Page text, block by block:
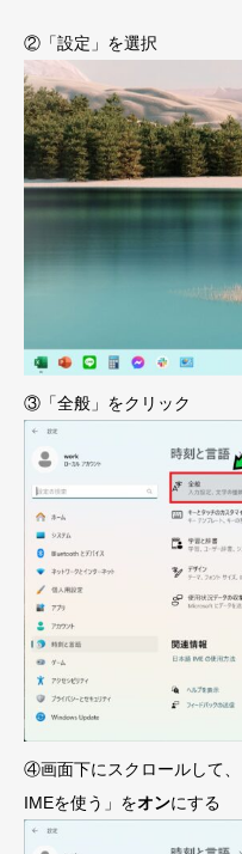
②「設定」を選択
③「全般」をクリック
④画面下にスクロールして
IMEを使う」をオンにする